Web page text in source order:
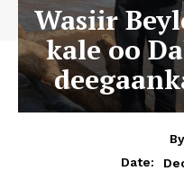
Wasiir
kale oo
Date: